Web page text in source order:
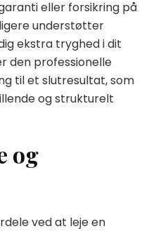
eller forsikring på
understøtter
ekstra tryghed i dit
den professionelle
til et slutresultat, som
og strukturelt
og
ved at leje en